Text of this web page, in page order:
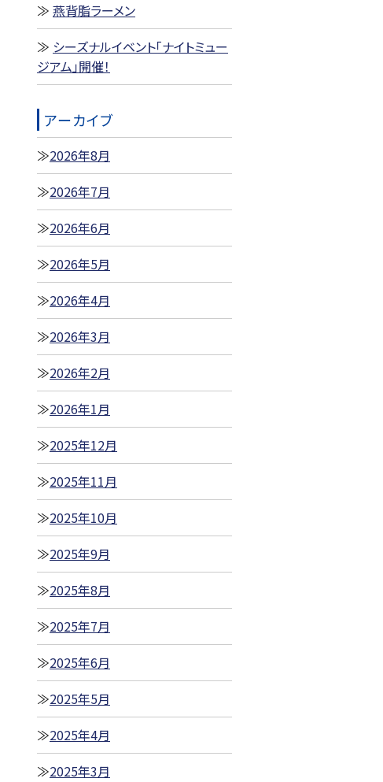
燕背脂ラーメン
シーズナルイベント「ナイトミュー
ジアム」開催！
アーカイブ
2026年8月
2026年7月
2026年6月
2026年5月
2026年4月
2026年3月
2026年2月
2026年1月
2025年12月
2025年11月
2025年10月
2025年9月
2025年8月
2025年7月
2025年6月
2025年5月
2025年4月
2025年3月